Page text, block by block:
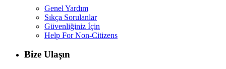
Genel Yardım
Sıkça Sorulanlar
Güvenliğiniz İçin
Help For Non-Citizens
Bize Ulaşın